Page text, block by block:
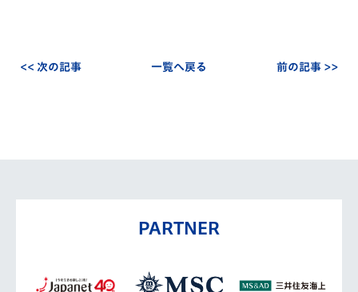
<< 次の記事 一覧へ戻る 前の記事 >>
PARTNER